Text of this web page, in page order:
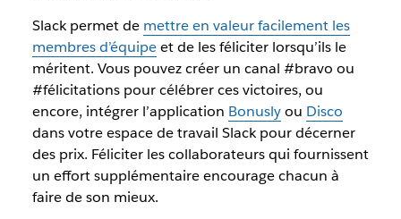
Slack permet de mettre en valeur facilement les
membres d’équipeet de les féliciter lorsqu’ils le
méritent. Vous pouvez créer un canal #bravo ou
#félicitations pour célébrer ces victoires, ou
encore, intégrer l’application Bonuslyou Disco
dans votre espace de travail Slack pour décerner
des prix. Féliciter les collaborateurs qui fournissent
un effort supplémentaire encourage chacun à
faire de son mieux.